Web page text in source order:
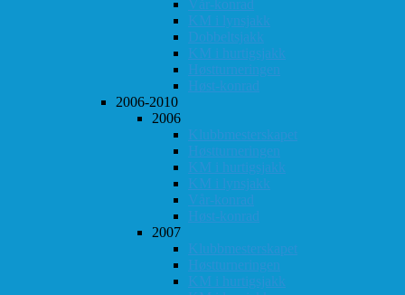
Vår-konrad
KM i lynsjakk
Dobbeltsjakk
KM i hurtigsjakk
Høstturneringen
Høst-konrad
2006-2010
2006
Klubbmesterskapet
Høstturneringen
KM i hurtigsjakk
KM i lynsjakk
Vår-konrad
Høst-konrad
2007
Klubbmesterskapet
Høstturneringen
KM i hurtigsjakk